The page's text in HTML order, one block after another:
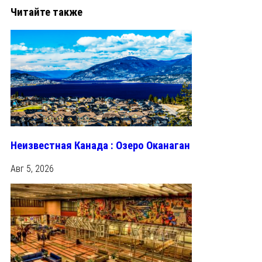
Читайте также
Неизвестная Канада : Озеро Оканаган
Авг 5, 2026